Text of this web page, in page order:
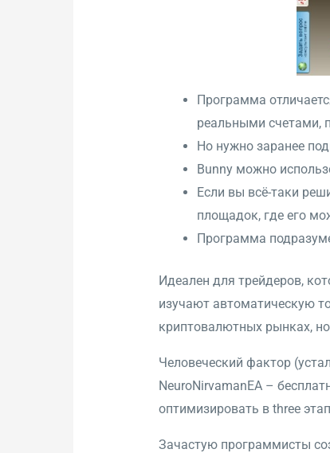
Программа
реальными счетами,
Но нужно заранее
Bunny можно
Если вы всё-таки
площадок, где его
Программа
Идеален для трейдеров,
изучают автоматическую
криптовалютных рынках,
Человеческий фактор
NeuroNirvamanEA –
оптимизировать в three
Зачастую программисты